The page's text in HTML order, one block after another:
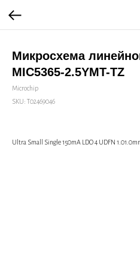
Микросхема
MIC5365-2.5YMT-TZ
Microchip
SKU: Т02469046
Ultra Small Single 150mA LDO 4 UDFN